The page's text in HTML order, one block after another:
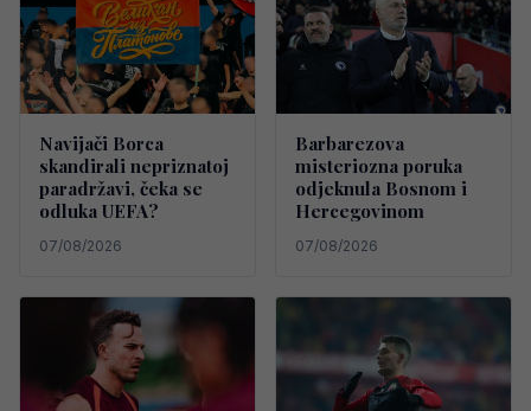
Navijači Borca
skandirali nepriznatoj
paradržavi, čeka se
odluka UEFA?
07/08/2026
Barbarezova
misteriozna poruka
odjeknula Bosnom i
Hercegovinom
07/08/2026